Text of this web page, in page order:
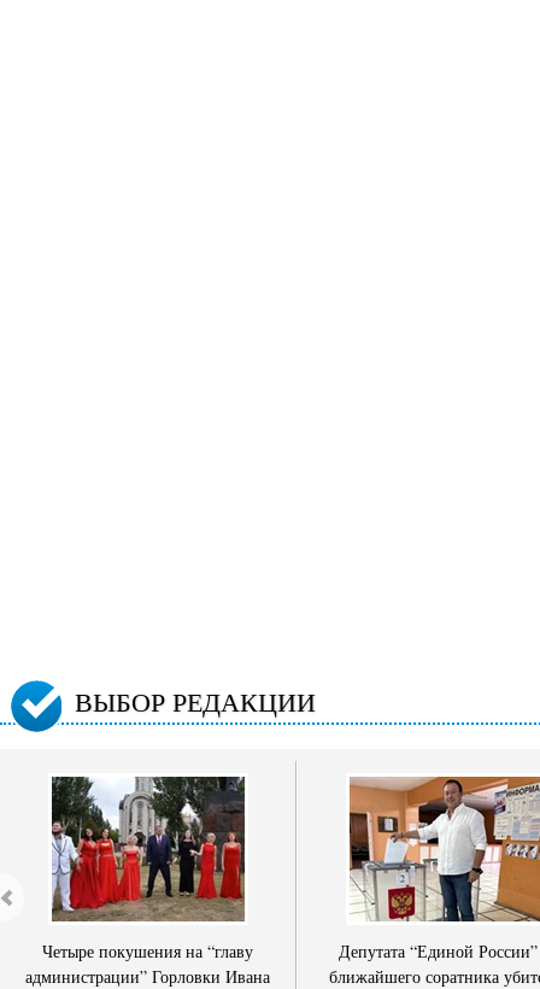
ВЫБОР РЕДАКЦИИ
Четыре покушения на “главу
администрации” Горловки Ивана
Депутата “Единой
ближайшего соратника